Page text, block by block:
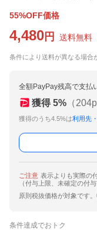
55%OFF価格
4,480 円 送料無料
条件により送料が異なる場合
全額PayPay残高で支払
獲得 5% （204
獲得のうち4.5%は利用先
ご注意 表示よりも実際の
（付与上限、未確定の付与
原則税抜価格が対象です
条件達成でおトク